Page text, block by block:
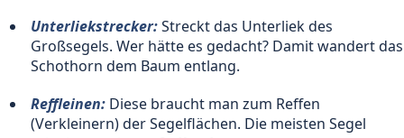
Unterliekstrecker: Streckt das Unterliek des
Großsegels. Wer hätte es gedacht? Damit wandert das
Schothorn dem Baum entlang.
Reffleinen: Diese braucht man zum Reffen
(Verkleinern) der Segelflächen. Die meisten Segel